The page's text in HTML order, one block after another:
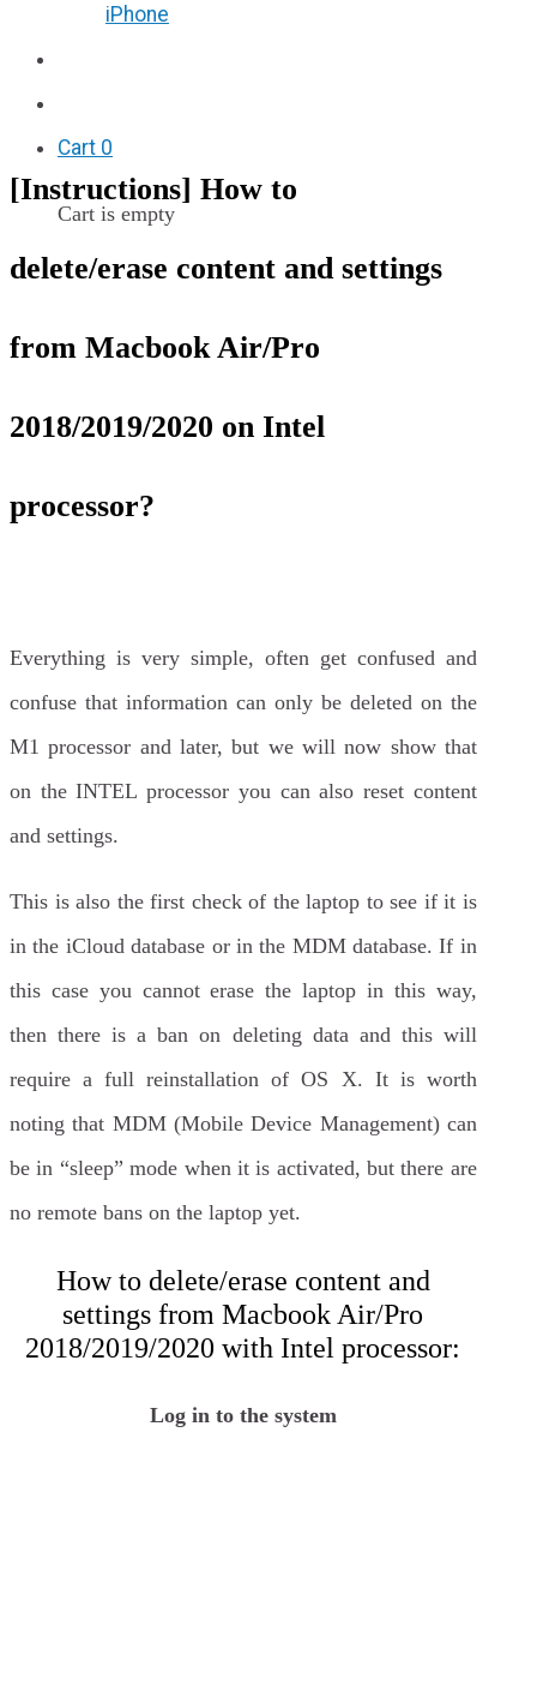
iPhone
Cart 0
Cart is empty
[Instructions] How to
delete/erase content and settings
from Macbook Air/Pro
2018/2019/2020 on Intel
processor?
Everything is very simple, often get confused and
confuse that information can only be deleted on the
M1 processor and later, but we will now show that
on the INTEL processor you can also reset content
and settings.
This is also the first check of the laptop to see if it is
in the iCloud database or in the MDM database. If in
this case you cannot erase the laptop in this way,
then there is a ban on deleting data and this will
require a full reinstallation of OS X. It is worth
noting that MDM (Mobile Device Management) can
be in “sleep” mode when it is activated, but there are
no remote bans on the laptop yet.
How to delete/erase content and
settings from Macbook Air/Pro
2018/2019/2020 with Intel processor:
Log in to the system